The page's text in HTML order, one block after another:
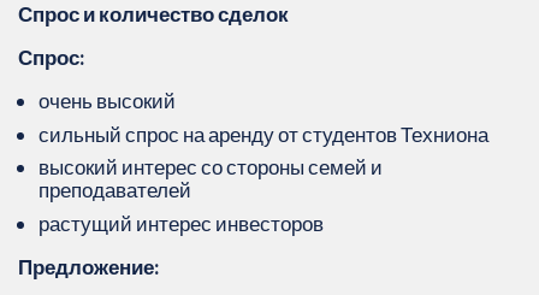
Спрос и количество сделок
Спрос:
очень высокий
сильный спрос на аренду от студентов Техниона
высокий интерес со стороны семей и
преподавателей
растущий интерес инвесторов
Предложение: